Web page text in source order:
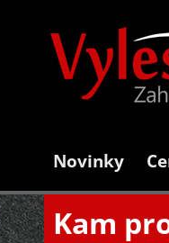
Novinky
Kam